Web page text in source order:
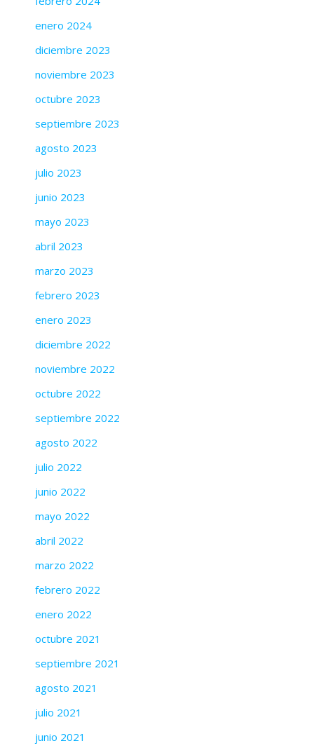
enero 2024
diciembre 2023
noviembre 2023
octubre 2023
septiembre 2023
agosto 2023
julio 2023
junio 2023
mayo 2023
abril 2023
marzo 2023
febrero 2023
enero 2023
diciembre 2022
noviembre 2022
octubre 2022
septiembre 2022
agosto 2022
julio 2022
junio 2022
mayo 2022
abril 2022
marzo 2022
febrero 2022
enero 2022
octubre 2021
septiembre 2021
agosto 2021
julio 2021
junio 2021